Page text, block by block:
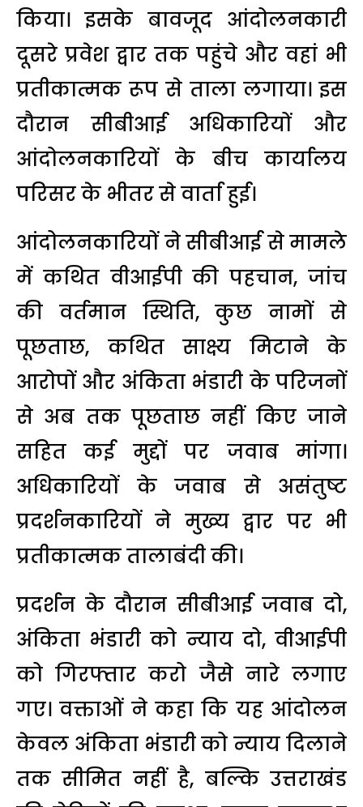
किया। इसके बावजूद आंदोलनकारी
दूसरे प्रवेश द्वार तक पहुंचे और वहां भी
प्रतीकात्मक रूप से ताला लगाया। इस
दौरान सीबीआई अधिकारियों और
आंदोलनकारियों के बीच कार्यालय
परिसर के भीतर से वार्ता हुई।
आंदोलनकारियों ने सीबीआई से मामले
में कथित वीआईपी की पहचान, जांच
की वर्तमान स्थिति, कुछ नामों से
पूछताछ, कथित साक्ष्य मिटाने के
आरोपों और अंकिता भंडारी के परिजनों
से अब तक पूछताछ नहीं किए जाने
सहित कई मुद्दों पर जवाब मांगा।
अधिकारियों के जवाब से असंतुष्ट
प्रदर्शनकारियों ने मुख्य द्वार पर भी
प्रतीकात्मक तालाबंदी की।
प्रदर्शन के दौरान सीबीआई जवाब दो,
अंकिता भंडारी को न्याय दो, वीआईपी
को गिरफ्तार करो जैसे नारे लगाए
गए। वक्ताओं ने कहा कि यह आंदोलन
केवल अंकिता भंडारी को न्याय दिलाने
तक सीमित नहीं है, बल्कि उत्तराखंड